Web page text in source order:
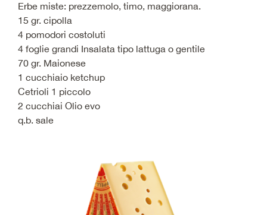
Erbe miste: prezzemolo, timo, maggiorana.
15 gr. cipolla
4 pomodori costoluti
4 foglie grandi Insalata tipo lattuga o gentile
70 gr. Maionese
1 cucchiaio ketchup
Cetrioli 1 piccolo
2 cucchiai Olio evo
q.b. sale